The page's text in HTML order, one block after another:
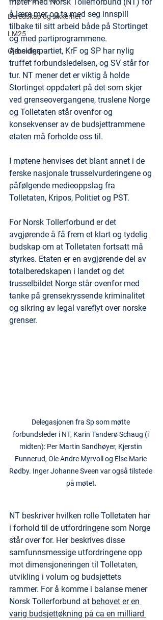
Beredskap og sikkerhet
LM25
Gjensidige
å lære mer og ta med seg innspill
tilbake til sitt arbeid både på Stortinget
og med partiprogrammene.
Arbeiderpartiet, KrF og SP har nylig
truffet forbundsledelsen, og SV står for
tur. NT mener det er viktig å holde
Stortinget oppdatert på det som skjer
ved grenseovergangene, truslene Norge
og Tolletaten står ovenfor og
konsekvenser av de budsjettrammene
etaten må forholde oss til.
I møtene henvises det blant annet i de
ferske nasjonale trusselvurderingene og
påfølgende medieoppslag fra
Tolletaten, Kripos, Politiet og PST.
For Norsk Tollerforbund er det
avgjørende å få frem et klart og tydelig
budskap om at Tolletaten fortsatt må
styrkes. Etaten er en avgjørende del av
totalberedskapen i landet og det
trusselbildet Norge står ovenfor med
tanke på grensekryssende kriminalitet
og sikring av legal vareflyt over norske
grenser.
Delegasjonen fra Sp som møtte
forbundsleder i NT, Karin Tanderø Schaug (i
midten): Per Martin Sandhøyer, Kjerstin
Funnerud, Ole Andre Myrvoll og Else Marie
Rødby. Inger Johanne Sveen var også tilstede
på møtet.
NT beskriver hvilken rolle Tolletaten har
i forhold til de utfordringene som Norge
står over for. Her beskrives disse
samfunnsmessige utfordringene opp
mot dimensjoneringen til Tolletaten,
utvikling i volum og budsjettets
rammer. For å komme i balanse mener
Norsk Tollerforbund at behovet er en
varig budsjettøkning på ca en milliard